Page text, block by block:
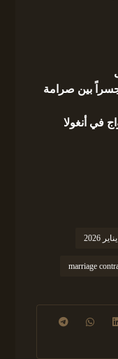
بين صرامة
في أنغولا
marriage